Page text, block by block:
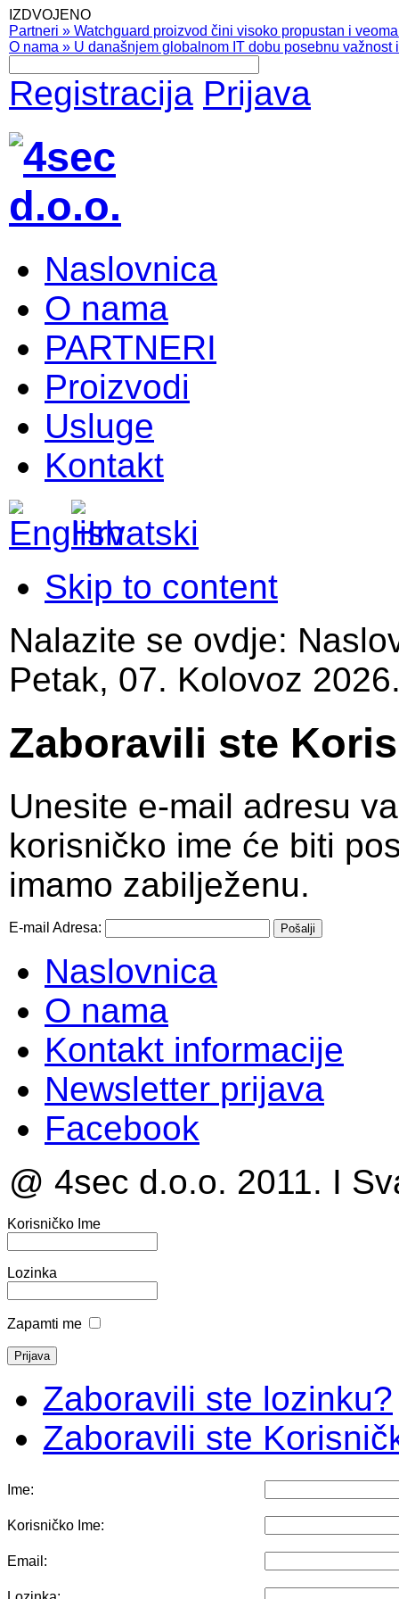
IZDVOJENO
Partneri » Watchguard proizvod čini visoko propustan i
O nama » U današnjem globalnom IT dobu posebnu
Registracija Prijava
Naslovnica
O nama
PARTNERI
Proizvodi
Usluge
Kontakt
Skip to content
Nalazite se ovdje:
Petak, 07. Kolovoz
Zaboravili ste
Unesite e-mail adresu
korisničko ime će biti
imamo zabilježenu.
E-mail Adresa: Pošalji
Naslovnica
O nama
Kontakt informacije
Newsletter prijava
Facebook
@ 4sec d.o.o. 2011. I
Korisničko Ime
Lozinka
Zapamti me
Zaboravili ste lozinku?
Zaboravili ste
Ime:
Korisničko Ime:
Email: